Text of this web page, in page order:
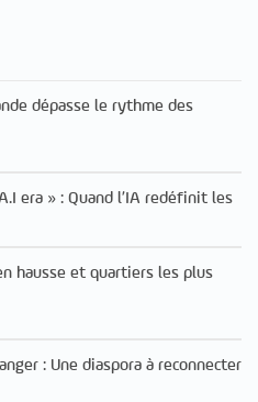
dépasse le rythme des
era » : Quand l’IA redéfinit les
hausse et quartiers les plus
: Une diaspora à reconnecter